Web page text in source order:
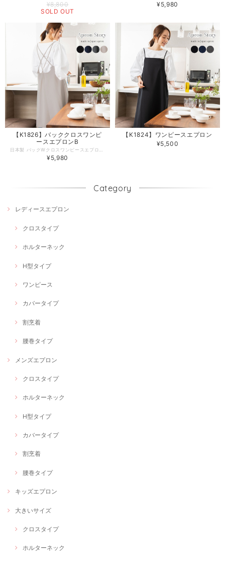
¥8,800
SOLD OUT
¥5,980
【K1826】バッククロスワンピ
ースエプロンB
¥5,980
【K1824】ワンピースエプロン
¥5,500
Category
レディースエプロン
クロスタイプ
ホルターネック
H型タイプ
ワンピース
カバータイプ
割烹着
腰巻タイプ
メンズエプロン
クロスタイプ
ホルターネック
H型タイプ
カバータイプ
割烹着
腰巻タイプ
キッズエプロン
大きいサイズ
クロスタイプ
ホルターネック